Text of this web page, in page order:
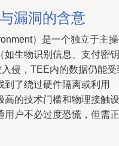
漏洞的含意
）是一个独立于主
如生物识别信息、支付密钥
侵，TEE内的数据仍能受
了绕过硬件隔离或利用
高的技术门槛和物理接触设
用户不必过度恐慌，但需正